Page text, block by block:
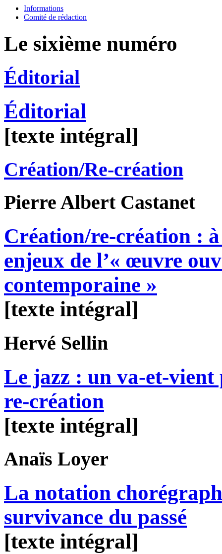
Informations
Comité de rédaction
Le sixième numéro
Éditorial
Éditorial
[texte intégral]
Création/Re-création
Pierre Albert Castanet
Création/re-création :
enjeux de l’« œuvre
contemporaine »
[texte intégral]
Hervé Sellin
Le jazz : un va-et-
re-création
[texte intégral]
Anaïs Loyer
La notation
survivance du passé
[texte intégral]